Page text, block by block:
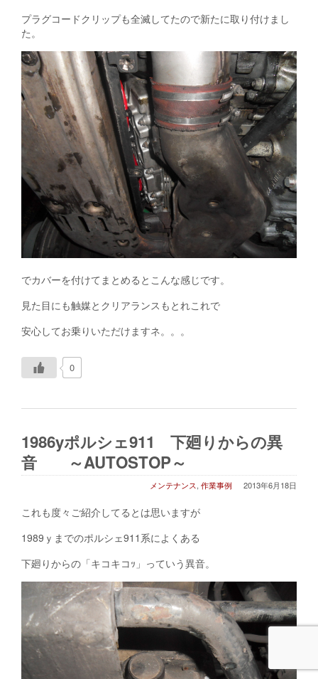
プラグコードクリップも全滅してたので新たに取り付けまし
た。
でカバーを付けてまとめるとこんな感じです。
見た目にも触媒とクリアランスもとれこれで
安心してお乗りいただけますネ。。。
0
1986yポルシェ911 下廻りからの異
音 ～AUTOSTOP～
2013年6月18日
メンテナンス, 作業事例
これも度々ご紹介してるとは思いますが
1989ｙまでのポルシェ911系によくある
下廻りからの「キコキコｯ」っていう異音。